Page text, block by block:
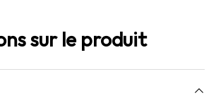
sur le produit